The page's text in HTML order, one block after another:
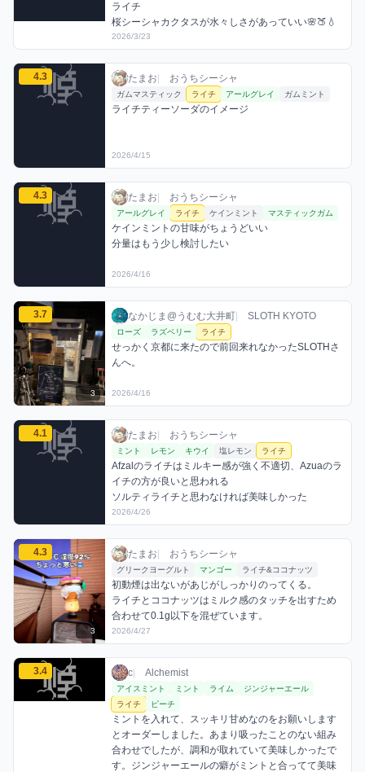
ライチ
桜シーシャカクタスが水々しさがあっていい🌸🍑💧
2026/3/23
たまおのライチミックスを見る
4.3 たまお / おうちシーシャ / 2026年4月15日
たまお おうちシーシャ
利用フレーバー
ガムマスティック ライチ アールグレイ ガムミント
コメント
ライチティーソーダのイメージ
評価
2026/4/15
たまおのライチミックスを見る
4.3 たまお / おうちシーシャ / 2026年4月16日
たまお おうちシーシャ
利用フレーバー
アールグレイ ライチ ケインミント マスティックガム
コメント
ケインミントの甘味がちょうどいい
分量はもう少し検討したい
評価
2026/4/16
なかじま@うむむ大井町のライチミックスを見る
3.7
3
なかじま@うむむ大井町 / お店シーシャ /
なかじま@うむむ大井町 SLOTH KYOTO
利用フレーバー
ローズ ラズベリー ライチ
コメント
せっかく京都に来たので前回来れなかったSLOTHさ
んへ。
評価
2026/4/16
たまおのライチミックスを見る
4.1 たまお / おうちシーシャ / 2026年4月26日
たまお おうちシーシャ
利用フレーバー
ミント レモン キウイ 塩レモン ライチ
コメント
Afzalのライチはミルキー感が強く不適切、Azuaのラ
イチの方が良いと思われる
ソルティライチと思わなければ美味しかった
評価
2026/4/26
たまおのライチミックスを見る
4.3
3
たまお / おうちシーシャ / 2026年4月27日
たまお おうちシーシャ
利用フレーバー
グリークヨーグルト マンゴー ライチ&ココナッツ
コメント
初動煙は出ないがあじがしっかりのってくる。
ライチとココナッツはミルク感のタッチを出すため
合わせて0.1g以下を混ぜています。
評価
2026/4/27
cのライチミックスを見る
3.4 c / お店シーシャ / 2026年5月2日
c Alchemist
利用フレーバー
アイスミント ミント ライム
ジンジャーエール
ライチ
ピーチ
コメント
ミントを入れて、スッキリ甘めなのをお願いします
とオーダーしました。あまり吸ったことのない組み
合わせでしたが、調和が取れていて美味しかったで
す。ジンジャーエールの癖がミントと合ってて美味
評価